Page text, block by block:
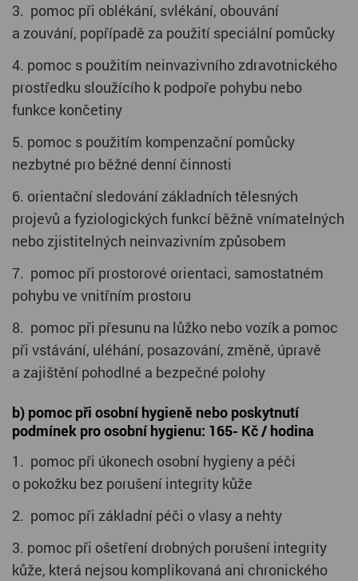
3. pomoc při oblékání, svlékání, obouvání
a zouvání, popřípadě za použití speciální pomůcky
4. pomoc s použitím neinvazivního zdravotnického
prostředku sloužícího k podpoře pohybu nebo
funkce končetiny
5. pomoc s použitím kompenzační pomůcky
nezbytné pro běžné denní činnosti
6. orientační sledování základních tělesných
projevů a fyziologických funkcí běžně vnímatelných
nebo zjistitelných neinvazivním způsobem
7. pomoc při prostorové orientaci, samostatném
pohybu ve vnitřním prostoru
8. pomoc při přesunu na lůžko nebo vozík a pomoc
při vstávání, uléhání, posazování, změně, úpravě
a zajištění pohodlné a bezpečné polohy
b) pomoc při osobní hygieně nebo poskytnutí
podmínek pro osobní hygienu: 165- Kč / hodina
1. pomoc při úkonech osobní hygieny a péči
o pokožku bez porušení integrity kůže
2. pomoc při základní péči o vlasy a nehty
3. pomoc při ošetření drobných porušení integrity
kůže, která nejsou komplikovaná ani chronického